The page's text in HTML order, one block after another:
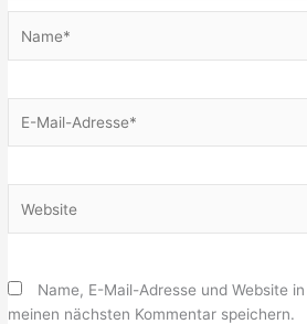
Mail-
Name, E-Mail-Adresse und Website
meinen nächsten Kommentar speichern.